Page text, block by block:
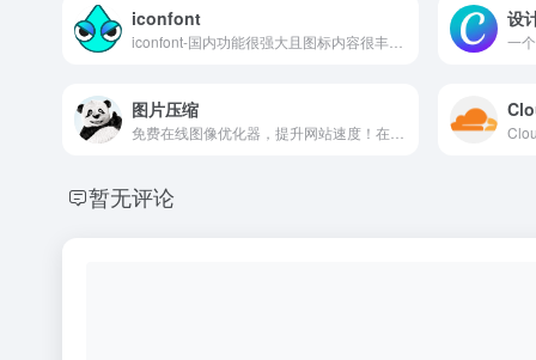
iconfont 设
图片压缩
暂无评论